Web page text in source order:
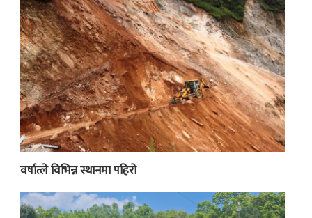
वर्षात्ले विभिन्न स्थानमा पहिरो